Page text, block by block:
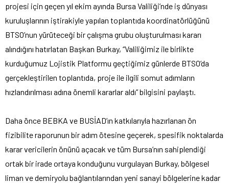
projesi için geçen yıl ekim ayında Bursa Valiliği’nde iş dünyası
kuruluşlarının iştirakiyle yapılan toplantıda koordinatörlüğünü
BTSO’nun yürüteceği bir çalışma grubu oluşturulması kararı
alındığını hatırlatan Başkan Burkay, “Valiliğimiz ile birlikte
kurduğumuz Lojistik Platformu geçtiğimiz günlerde BTSO’da
gerçekleştirilen toplantıda, proje ile ilgili somut adımların
hızlandırılması adına önemli kararlar aldı” bilgisini paylaştı.
Daha önce BEBKA ve BUSİAD’ın katkılarıyla hazırlanan ön
fizibilite raporunun bir adım ötesine geçerek, spesifik noktalarda
karar vericilerin önünü açacak ve tüm Bursa’nın sahiplendiği
ortak bir irade ortaya konduğunu vurgulayan Burkay, bölgesel
liman ve demiryolu bağlantılarından yeni sanayi bölgelerine kadar